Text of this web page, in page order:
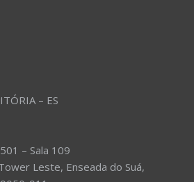
– ES
– Sala 109
Leste, Enseada do Suá,